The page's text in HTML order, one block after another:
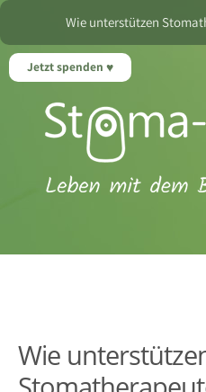
Jetzt spenden
Wie unterstützen
Wie